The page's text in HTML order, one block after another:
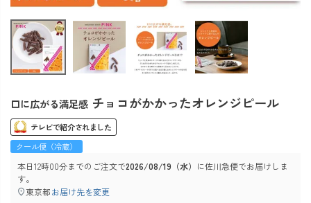
口に広がる満足感 チョコがかかったオレンジピール
テレビで紹介されました
クール便（冷蔵）
本日12時00分までのご注文で2026/08/19（水） に佐川急便でお届けしま
す。
東京都お届け先を変更